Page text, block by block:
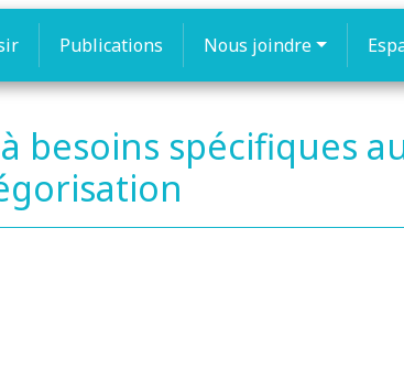
Publications Nous joindre
besoins spécifiques